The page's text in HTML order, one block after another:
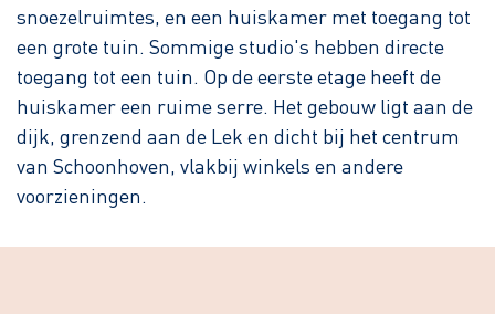
snoezelruimtes, en een huiskamer met toegang tot
een grote tuin. Sommige studio's hebben directe
toegang tot een tuin. Op de eerste etage heeft de
huiskamer een ruime serre. Het gebouw ligt aan de
dijk, grenzend aan de Lek en dicht bij het centrum
van Schoonhoven, vlakbij winkels en andere
voorzieningen.